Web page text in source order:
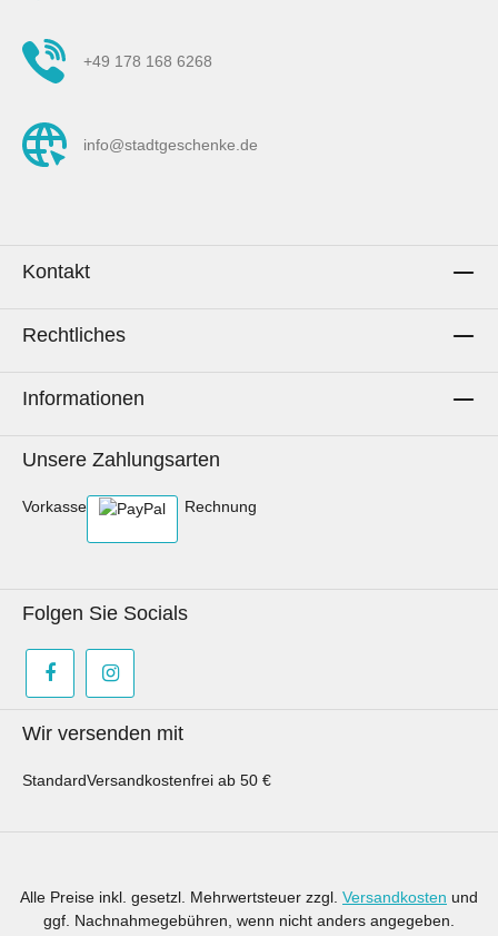
+49 178 168 6268
info@stadtgeschenke.de
Kontakt
Rechtliches
Informationen
Unsere Zahlungsarten
Vorkasse Rechnung
Folgen Sie Socials
Wir versenden mit
StandardVersandkostenfrei ab 50 €
Alle Preise inkl. gesetzl. Mehrwertsteuer zzgl. Versandkosten und
ggf. Nachnahmegebühren, wenn nicht anders angegeben.